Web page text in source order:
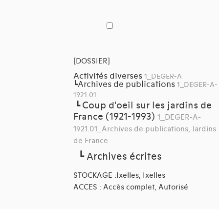
[DOSSIER]
Activités diverses 1_DEGER-A
┗Archives de publications 1_DEGER-A-
1921.01
┗Coup d'oeil sur les jardins de
France (1921-1993) 1_DEGER-A-
1921.01_Archives de publications, Jardins
de France
┗Archives écrites
STOCKAGE :Ixelles, Ixelles
ACCES : Accès complet, Autorisé